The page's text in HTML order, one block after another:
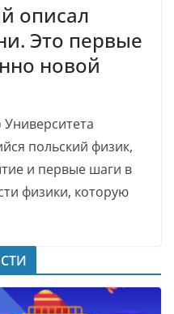
описал
Это первые
новой
польский физик,
и первые шаги в
физики, которую